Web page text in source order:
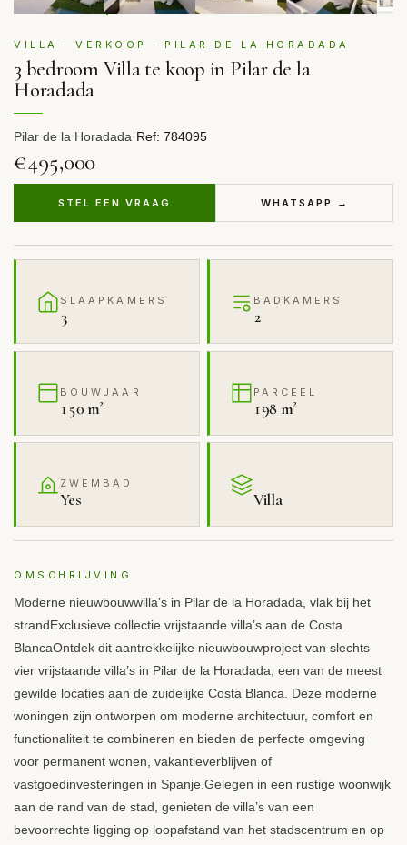
VILLA · VERKOOP · PILAR DE LA HORADADA
3 bedroom Villa te koop in Pilar de la
Horadada
Pilar de la Horadada·Ref: 784095
€495,000
STEL EEN VRAAG WHATSAPP →
SLAAPKAMERS
3
BADKAMERS
2
BOUWJAAR
150 m²
PARCEEL
198 m²
ZWEMBAD
Yes Villa
OMSCHRIJVING
Moderne nieuwbouwwilla’s in Pilar de la Horadada, vlak bij het
strandExclusieve collectie vrijstaande villa’s aan de Costa
BlancaOntdek dit aantrekkelijke nieuwbouwproject van slechts
vier vrijstaande villa’s in Pilar de la Horadada, een van de meest
gewilde locaties aan de zuidelijke Costa Blanca. Deze moderne
woningen zijn ontworpen om moderne architectuur, comfort en
functionaliteit te combineren en bieden de perfecte omgeving
voor permanent wonen, vakantieverblijven of
vastgoedinvesteringen in Spanje.Gelegen in een rustige woonwijk
aan de rand van de stad, genieten de villa’s van een
bevoorrechte ligging op loopafstand van het stadscentrum en op